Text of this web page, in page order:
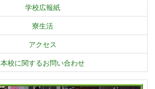
学校広報紙
寮生活
アクセス
本校に関するお問い合わせ